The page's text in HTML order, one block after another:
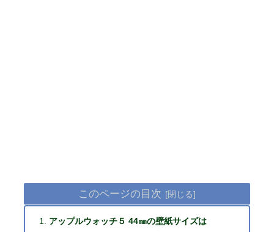
このページの目次
アップルウォッチ５ 44㎜の壁紙サイズは